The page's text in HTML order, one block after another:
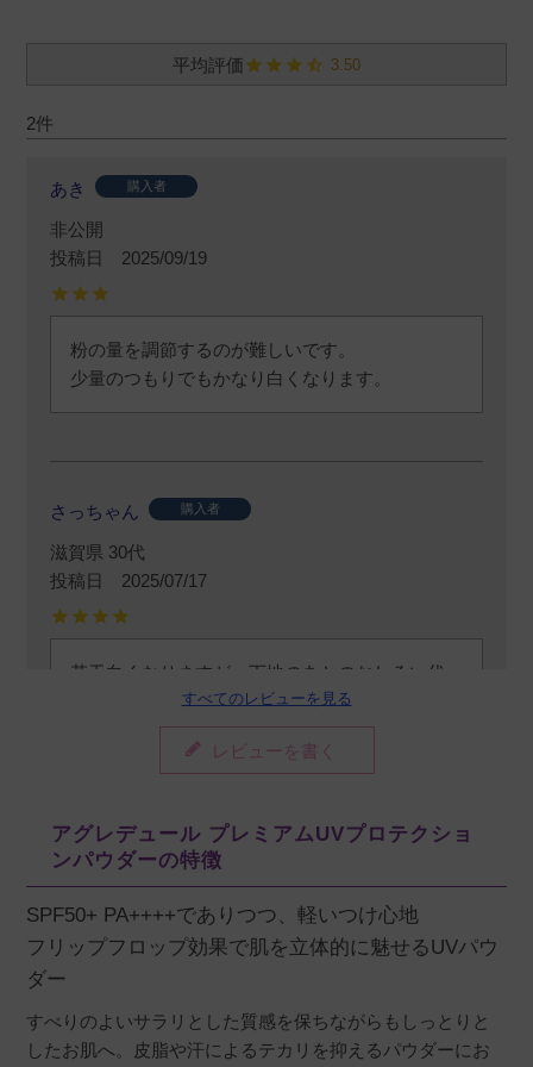
3.50
2
あき 購入者
非公開
投稿日
2025/09/19
粉の量を調節するのが難しいです。
少量のつもりでもかなり白くなります。
さっちゃん 購入者
滋賀県 30代
投稿日
2025/07/17
若干白くなりますが、下地のあとのおしろい代
わりに、おしろいの上から付けたり色々してい
ます☆日焼け止めとなってくれていると思いま
すべてのレビューを見る
レビューを書く
アグレデュール プレミアムUVプロテクショ
ンパウダーの特徴
SPF50+ PA++++でありつつ、軽いつけ心地
フリップフロップ効果で肌を立体的に魅せるUVパウ
ダー
すべりのよいサラリとした質感を保ちながらもしっとりと
したお肌へ。皮脂や汗によるテカリを抑えるパウダーにお